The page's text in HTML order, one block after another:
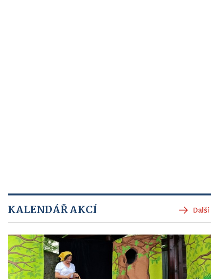
KALENDÁŘ AKCÍ Další